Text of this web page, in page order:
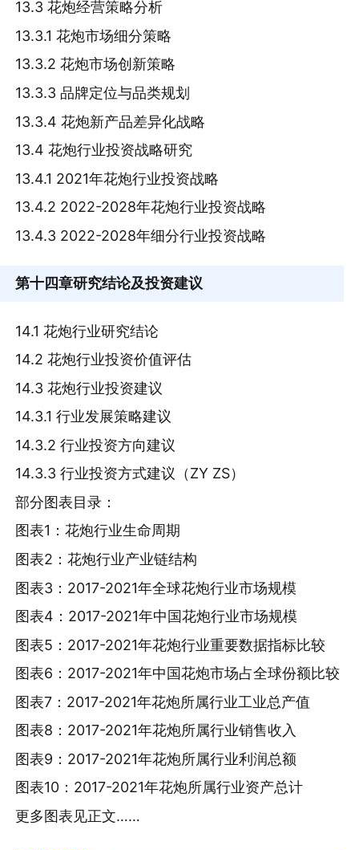
13.3 花炮经营策略分析
13.3.1 花炮市场细分策略
13.3.2 花炮市场创新策略
13.3.3 品牌定位与品类规划
13.3.4 花炮新产品差异化战略
13.4 花炮行业投资战略研究
13.4.1 2021年花炮行业投资战略
13.4.2 2022-2028年花炮行业投资战略
13.4.3 2022-2028年细分行业投资战略
第十四章研究结论及投资建议
14.1 花炮行业研究结论
14.2 花炮行业投资价值评估
14.3 花炮行业投资建议
14.3.1 行业发展策略建议
14.3.2 行业投资方向建议
14.3.3 行业投资方式建议（ZY ZS）
部分图表目录：
图表1：花炮行业生命周期
图表2：花炮行业产业链结构
图表3：2017-2021年全球花炮行业市场规模
图表4：2017-2021年中国花炮行业市场规模
图表5：2017-2021年花炮行业重要数据指标比较
图表6：2017-2021年中国花炮市场占全球份额比较
图表7：2017-2021年花炮所属行业工业总产值
图表8：2017-2021年花炮所属行业销售收入
图表9：2017-2021年花炮所属行业利润总额
图表10：2017-2021年花炮所属行业资产总计
更多图表见正文……